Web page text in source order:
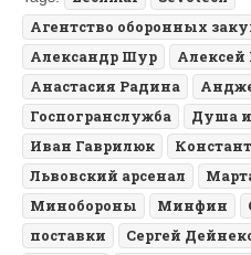
Агентство оборонных
Александр Шур
Алексей
Анастасия Радина
Госпогранслужба
Душа и
Иван Гаврилюк
Львовский арсенал
Минобороны
Минфин
поставки
Сергей